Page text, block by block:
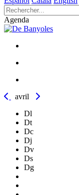
Agenda
avril
Dl
Dt
Dc
Dj
Dv
Ds
Dg